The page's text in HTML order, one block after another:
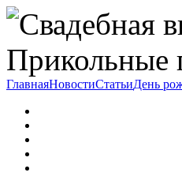
Прикольные
ГлавнаяНовостиСтатьиДень